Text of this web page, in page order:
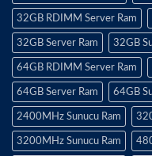
32GB RDIMM Server Ram
32GB Server Ram 32GB
64GB RDIMM Server Ram
64GB Server Ram 64GB
2400MHz Sunucu Ram
3200MHz Sunucu Ram